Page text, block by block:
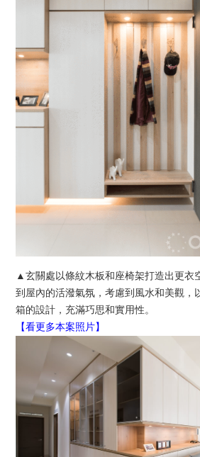
▲玄關處以條紋木板和座椅架打造出更衣
到屋內的活潑氣氛，考慮到風水和美觀，
箱的設計，充滿巧思和實用性。
【看更多本案照片】